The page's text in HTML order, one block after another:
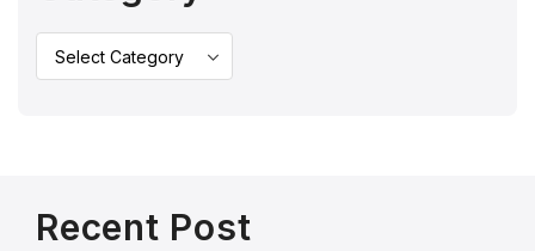
Recent Post